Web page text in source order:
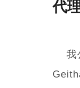
代
我